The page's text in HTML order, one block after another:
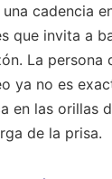
cadencia
que invita a
La persona
ya no es
en las orillas
de la prisa.